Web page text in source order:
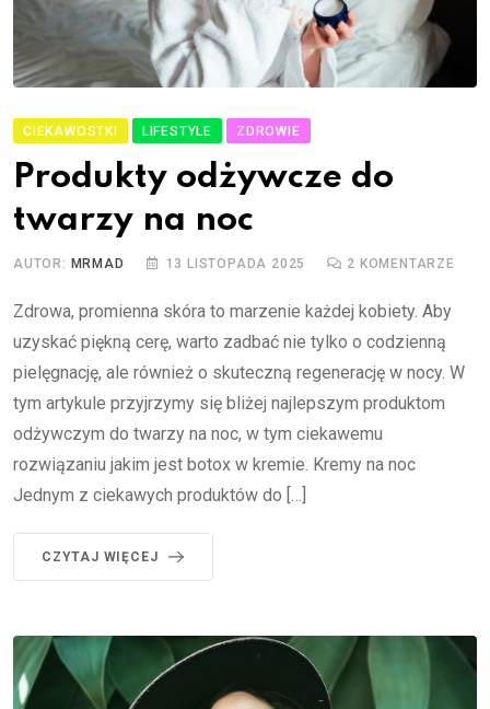
CIEKAWOSTKI LIFESTYLE ZDROWIE
Produkty odżywcze do
twarzy na noc
AUTOR: MRMAD 13 LISTOPADA 2025 2 KOMENTARZE
Zdrowa, promienna skóra to marzenie każdej kobiety. Aby
uzyskać piękną cerę, warto zadbać nie tylko o codzienną
pielęgnację, ale również o skuteczną regenerację w nocy. W
tym artykule przyjrzymy się bliżej najlepszym produktom
odżywczym do twarzy na noc, w tym ciekawemu
rozwiązaniu jakim jest botox w kremie. Kremy na noc
Jednym z ciekawych produktów do […]
CZYTAJ WIĘCEJ